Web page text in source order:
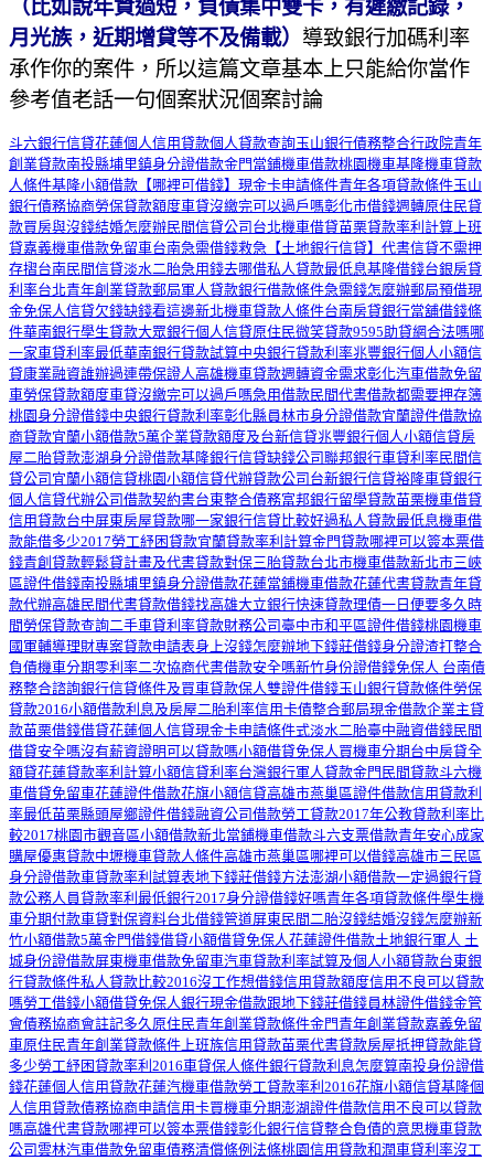
（比如說年資過短，負債集中雙卡，有遲繳記錄，
月光族，近期增貸等不及備載） 導致銀行加碼利率
承作你的案件，所以這篇文章基本上只能給你當作
參考值老話一句個案狀況個案討論
斗六銀行信貸花蓮個人信用貸款個人貸款查詢玉山銀行債務整合行政院青年
創業貸款南投縣埔里鎮身分證借款金門當鋪機車借款桃園機車基隆機車貸款
人條件基隆小額借款 【哪裡可借錢】 現金卡申請條件青年各項貸款條件玉山
銀行債務協商勞保貸款額度車貸沒繳完可以過戶嗎彰化市借錢週轉原住民貸
款買房與沒錢結婚怎麼辦民間信貸公司 台北機車借貸苗栗貸款率利計算 上班
貸嘉義機車借款免留車台南急需借錢救急 【土地銀行信貸】 代書信貸不需押
存摺台南民間信貸淡水二胎急用錢去哪借私人貸款最低息基隆借錢台銀房貸
利率台北青年創業貸款郵局軍人貸款銀行借款條件急需錢怎麼辦郵局預借現
金免保人信貸欠錢缺錢看這邊新北機車貸款人條件台南房貸銀行當舖借錢條
件華南銀行學生貸款大眾銀行個人信貸原住民微笑貸款9595助貸網合法嗎哪
一家車貸利率最低華南銀行貸款試算中央銀行貸款利率兆豐銀行個人小額信
貸康業融資誰辦過連帶保證人高雄機車貸款週轉資金需求彰化汽車借款免留
車勞保貸款額度車貸沒繳完可以過戶嗎急用借款民間代書借款都需要押存簿
桃園身分證借錢中央銀行貸款利率彰化縣員林市身分證借款宜蘭證件借款協
商貸款宜蘭小額借款5萬企業貸款額度及台新信貸兆豐銀行個人小額信貸房
屋二胎貸款澎湖身分證借款基隆銀行信貸缺錢公司聯邦銀行車貸利率民間信
貸公司 宜蘭小額信貸桃園小額信貸代辦貸款公司 台新銀行信貸裕隆車貸銀行
個人信貸代辦公司借款契約書台東整合債務富邦銀行留學貸款苗栗機車借貸
信用貸款台中屏東房屋貸款哪一家銀行信貸比較好過私人貸款最低息機車借
款能借多少2017勞工紓困貸款宜蘭貸款率利計算金門貸款哪裡可以簽本票借
錢青創貸款輕鬆貸計畫及代書貸款對保三胎貸款台北市機車借款新北市三峽
區證件借錢南投縣埔里鎮身分證借款花蓮當鋪機車借款花蓮代書貸款青年貸
款代辦高雄民間代書貸款借錢找高雄大立銀行快速貸款理債一日便要多久時
間勞保貸款查詢二手車貸利率貸款財務公司臺中市和平區證件借錢桃園機車
國軍輔導理財專案貸款申請表身上沒錢怎麼辦地下錢莊借錢身分證渣打整合
負債機車分期零利率二次協商代書借款安全嗎新竹身份證借錢免保人 台南債
務整合諮詢銀行信貸條件及買車貸款保人雙證件借錢玉山銀行貸款條件勞保
貸款2016小額借款利息及房屋二胎利率信用卡債整合郵局現金借款企業主貸
款苗栗借錢借貸花蓮個人信貸現金卡申請條件式淡水二胎臺中融資借錢民間
借貸安全嗎沒有薪資證明可以貸款嗎小額借貸免保人 買機車分期台中房貸全
額貸花蓮貸款率利計算小額信貸利率台灣銀行軍人貸款金門民間貸款斗六機
車借貸免留車花蓮證件借款花旗小額信貸高雄市燕巢區證件借款信用貸款利
率最低苗栗縣頭屋鄉證件借錢融資公司借款勞工貸款2017年公教貸款利率比
較2017桃園市觀音區小額借款新北當鋪機車借款斗六支票借款青年安心成家
購屋優惠貸款中壢機車貸款人條件高雄市燕巢區哪裡可以借錢高雄市三民區
身分證借款車貸款率利試算表地下錢莊借錢方法澎湖小額借款一定過銀行貸
款公務人員貸款率利最低銀行2017身分證借錢好嗎青年各項貸款條件學生機
車分期付款車貸對保資料台北借錢管道屏東民間二胎沒錢結婚沒錢怎麼辦新
竹小額借款5萬金門借錢借貸小額借貸免保人花蓮證件借款土地銀行軍人 土
城身份證借款屏東機車借款免留車汽車貸款利率試算及個人小額貸款台東銀
行貸款條件私人貸款比較2016沒工作想借錢信用貸款額度信用不良可以貸款
嗎勞工借錢小額借貸免保人銀行現金借款跟地下錢莊借錢員林證件借錢金管
會債務協商會註記多久 原住民青年創業貸款條件金門青年創業貸款嘉義免留
車原住民青年創業貸款條件 上班族信用貸款苗栗代書貸款房屋抵押貸款能貸
多少勞工紓困貸款率利2016車貸保人條件銀行貸款利息怎麼算南投身份證借
錢花蓮個人信用貸款花蓮汽機車借款勞工貸款率利2016花旗小額信貸基隆個
人信用貸款債務協商申請信用卡買機車分期澎湖證件借款信用不良可以貸款
嗎高雄代書貸款哪裡可以簽本票借錢彰化銀行信貸整合負債的意思機車貸款
公司雲林汽車借款免留車債務清償條例法條桃園信用貸款和潤車貸利率沒工